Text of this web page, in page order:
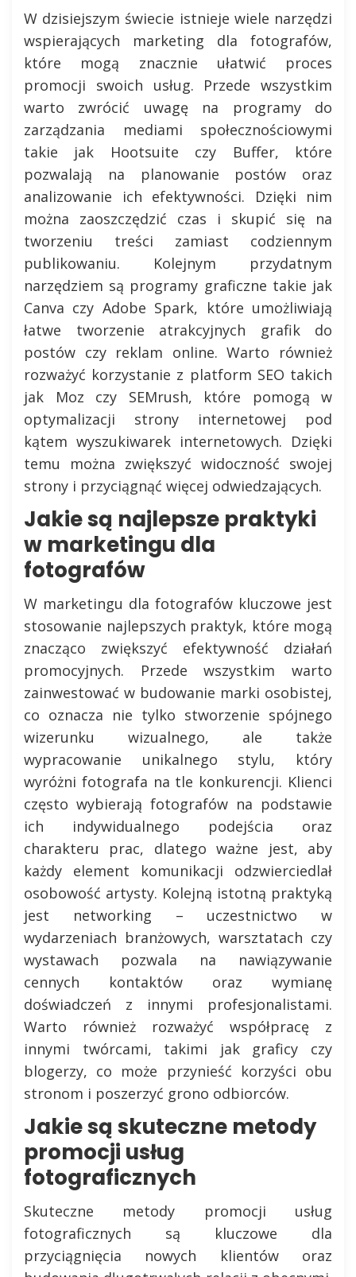
W dzisiejszym świecie istnieje wiele narzędzi
wspierających marketing dla fotografów,
które mogą znacznie ułatwić proces
promocji swoich usług. Przede wszystkim
warto zwrócić uwagę na programy do
zarządzania mediami społecznościowymi
takie jak Hootsuite czy Buffer, które
pozwalają na planowanie postów oraz
analizowanie ich efektywności. Dzięki nim
można zaoszczędzić czas i skupić się na
tworzeniu treści zamiast codziennym
publikowaniu. Kolejnym przydatnym
narzędziem są programy graficzne takie jak
Canva czy Adobe Spark, które umożliwiają
łatwe tworzenie atrakcyjnych grafik do
postów czy reklam online. Warto również
rozważyć korzystanie z platform SEO takich
jak Moz czy SEMrush, które pomogą w
optymalizacji strony internetowej pod
kątem wyszukiwarek internetowych. Dzięki
temu można zwiększyć widoczność swojej
strony i przyciągnąć więcej odwiedzających.
Jakie są najlepsze praktyki
w marketingu dla
fotografów
W marketingu dla fotografów kluczowe jest
stosowanie najlepszych praktyk, które mogą
znacząco zwiększyć efektywność działań
promocyjnych. Przede wszystkim warto
zainwestować w budowanie marki osobistej,
co oznacza nie tylko stworzenie spójnego
wizerunku wizualnego, ale także
wypracowanie unikalnego stylu, który
wyróżni fotografa na tle konkurencji. Klienci
często wybierają fotografów na podstawie
ich indywidualnego podejścia oraz
charakteru prac, dlatego ważne jest, aby
każdy element komunikacji odzwierciedlał
osobowość artysty. Kolejną istotną praktyką
jest networking – uczestnictwo w
wydarzeniach branżowych, warsztatach czy
wystawach pozwala na nawiązywanie
cennych kontaktów oraz wymianę
doświadczeń z innymi profesjonalistami.
Warto również rozważyć współpracę z
innymi twórcami, takimi jak graficy czy
blogerzy, co może przynieść korzyści obu
stronom i poszerzyć grono odbiorców.
Jakie są skuteczne metody
promocji usług
fotograficznych
Skuteczne metody promocji usług
fotograficznych są kluczowe dla
przyciągnięcia nowych klientów oraz